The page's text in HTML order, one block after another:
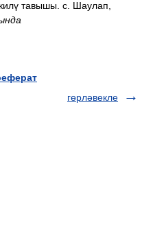
тавышы. с. Шаулап,
гөрләвекле